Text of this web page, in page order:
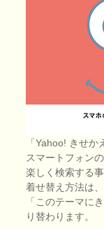
「Yahoo! きせか
スマートフォン
楽しく検索する
着せ替え方法は
「このテーマに
り替わります。